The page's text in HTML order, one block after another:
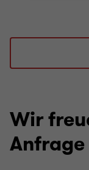
Wir
Anfrage